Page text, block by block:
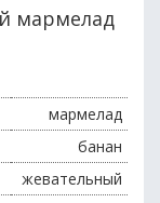
мармелад
мармелад
банан
жевательный